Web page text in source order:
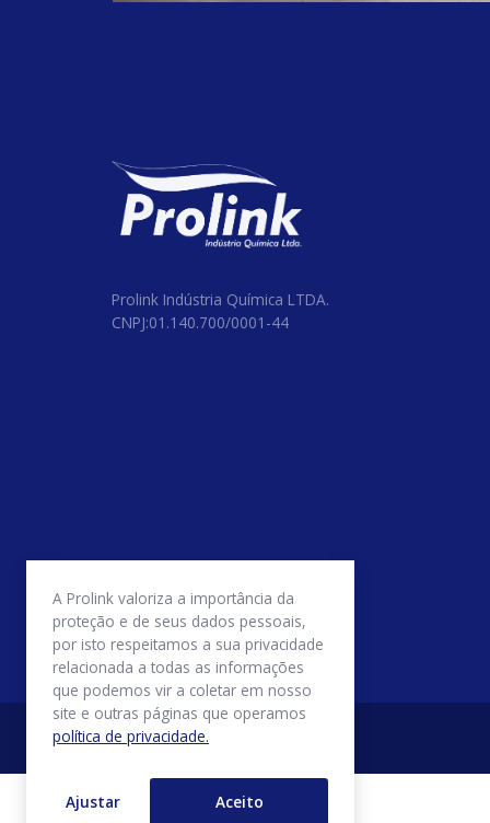
#hospital
#BarrilhaLeve
#Proten90h
#TripolifosfatodeSodio
Prolink Indústria Química LTDA.
CNPJ:01.140.700/0001-44
A Prolink valoriza a importância da
proteção e de seus dados pessoais,
por isto respeitamos a sua privacidade
relacionada a todas as informações
que podemos vir a coletar em nosso
site e outras páginas que operamos
política de privacidade.
Ajustar Aceito